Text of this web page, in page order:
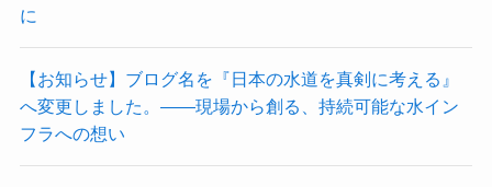
に
【お知らせ】ブログ名を『日本の水道を真剣に考える』
へ変更しました。――現場から創る、持続可能な水イン
フラへの想い